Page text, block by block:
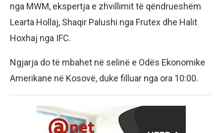
nga MWM, ekspertja e zhvillimit të qëndrueshëm
Learta Hollaj, Shaqir Palushi nga Frutex dhe Halit
Hoxhaj nga IFC.
Ngjarja do të mbahet në selinë e Odës Ekonomike
Amerikane në Kosovë, duke filluar nga ora 10:00.